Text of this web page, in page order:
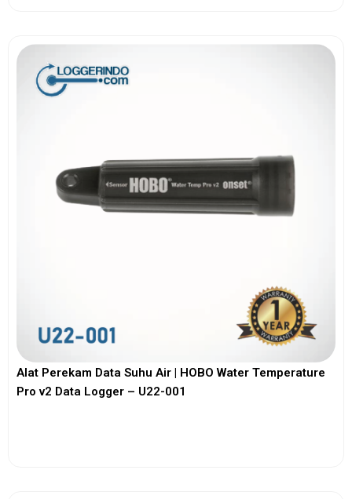
Alat Perekam Data Suhu Air | HOBO Water Temperature
Pro v2 Data Logger – U22-001